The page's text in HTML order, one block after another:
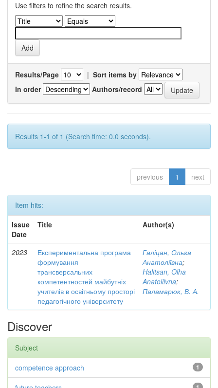
Use filters to refine the search results.
Results/Page | Sort items by
In order
Authors/record
Results 1-1 of 1 (Search time: 0.0 seconds).
previous 1 next
Item hits:
Issue
Date
Title Author(s)
2023
Експериментальна програма
формування
трансверсальних
компетентностей майбутніх
учителів в освітньому просторі
педагогічного університету
Галіцан, Ольга
Анатоліївна;
Halitsan, Olha
Anatoliivna;
Паламарюк, В. А.
Discover
Subject
1
competence approach